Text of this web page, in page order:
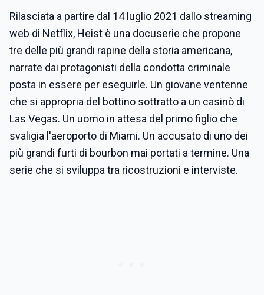
Rilasciata a partire dal 14 luglio 2021 dallo streaming
web di Netflix, Heist è una docuserie che propone
tre delle più grandi rapine della storia americana,
narrate dai protagonisti della condotta criminale
posta in essere per eseguirle. Un giovane ventenne
che si appropria del bottino sottratto a un casinò di
Las Vegas. Un uomo in attesa del primo figlio che
svaligia l'aeroporto di Miami. Un accusato di uno dei
più grandi furti di bourbon mai portati a termine. Una
serie che si sviluppa tra ricostruzioni e interviste.